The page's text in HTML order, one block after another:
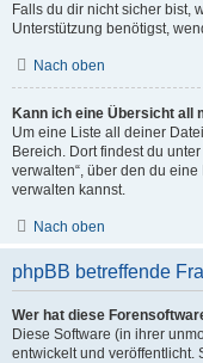
Falls du dir nicht sicher bist,
Unterstützung benötigst,
Nach oben
Kann ich eine Übersicht all
Um eine Liste all deiner
Bereich. Dort findest du
verwalten“, über den du
verwalten kannst.
Nach oben
phpBB betreffende
Wer hat diese
Diese Software (in ihrer
entwickelt und veröffentlicht.